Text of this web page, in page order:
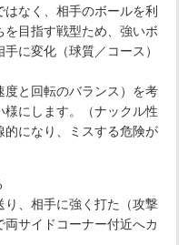
なく、相手のボールを利
目指す戦型ため、強いボ
に変化（球質／コース）
と回転のバランス）を考
にします。（ナックル性
になり、ミスする危険が
、相手に強く打た（攻撃
サイドコーナー付近へカ